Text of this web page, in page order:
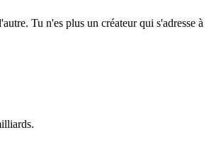
Tu n'es plus un créateur qui s'adresse à